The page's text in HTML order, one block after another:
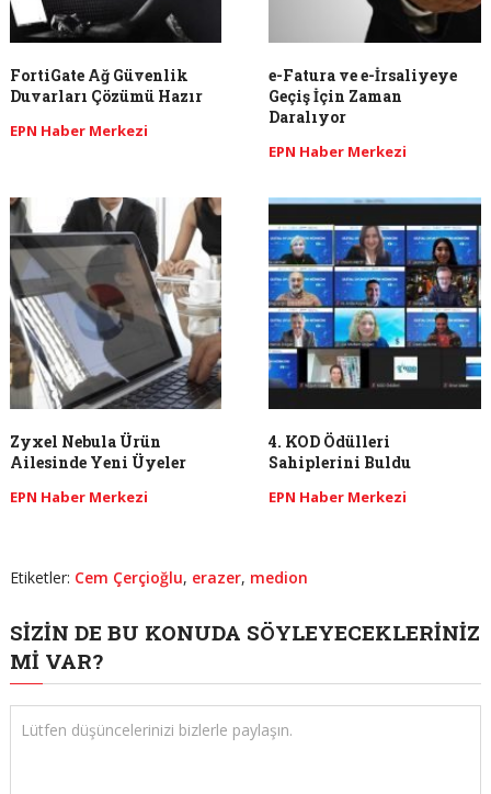
FortiGate Ağ Güvenlik
Duvarları Çözümü Hazır
EPN Haber Merkezi
e-Fatura ve e-İrsaliyeye
Geçiş İçin Zaman
Daralıyor
EPN Haber Merkezi
Zyxel Nebula Ürün
Ailesinde Yeni Üyeler
EPN Haber Merkezi
4. KOD Ödülleri
Sahiplerini Buldu
EPN Haber Merkezi
Etiketler: Cem Çerçioğlu, erazer, medion
SIZIN DE BU KONUDA SÖYLEYECEKLERINIZ
MI VAR?